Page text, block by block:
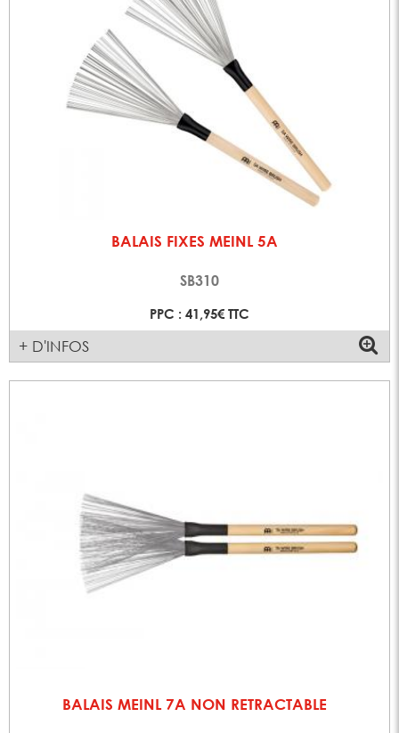
BALAIS FIXES MEINL 5A
SB310
PPC : 41,95€ TTC
+ D'INFOS
BALAIS MEINL 7A NON RETRACTABLE